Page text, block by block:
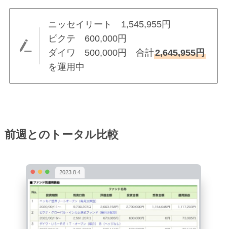
ニッセイリート 1,545,955円
ピクテ 600,000円
ダイワ 500,000円 合計2,645,955円
を運用中
前週とのトータル比較
2023.8.4